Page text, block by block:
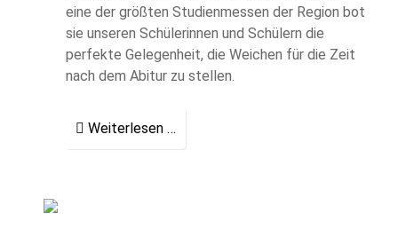
eine der größten Studienmessen der Region bot
sie unseren Schülerinnen und Schülern die
perfekte Gelegenheit, die Weichen für die Zeit
nach dem Abitur zu stellen.
Weiterlesen …